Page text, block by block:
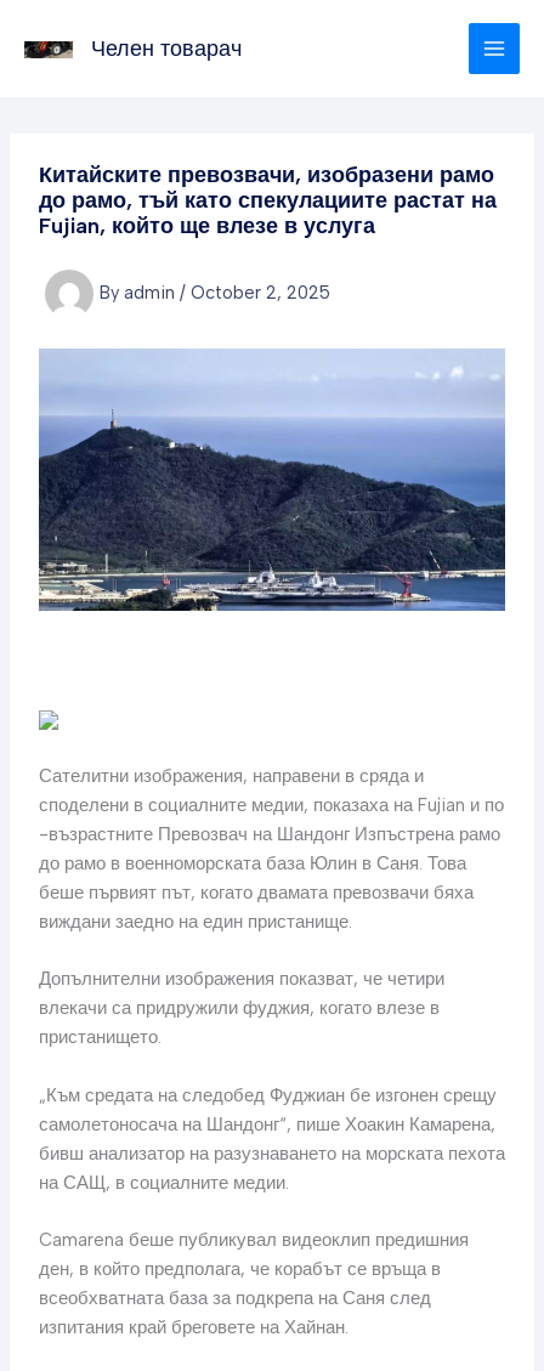
Челен товарач
Китайските превозвачи, изобразени рамо
до рамо, тъй като спекулациите растат на
Fujian, който ще влезе в услуга
By admin / October 2, 2025
Сателитни изображения, направени в сряда и
споделени в социалните медии, показаха на Fujian и по
-възрастните Превозвач на Шандонг Изпъстрена рамо
до рамо в военноморската база Юлин в Саня. Това
беше първият път, когато двамата превозвачи бяха
виждани заедно на един пристанище.
Допълнителни изображения показват, че четири
влекачи са придружили фуджия, когато влезе в
пристанището.
„Към средата на следобед Фуджиан бе изгонен срещу
самолетоносача на Шандонг“, пише Хоакин Камарена,
бивш анализатор на разузнаването на морската пехота
на САЩ, в социалните медии.
Camarena беше публикувал видеоклип предишния
ден, в който предполага, че корабът се връща в
всеобхватната база за подкрепа на Саня след
изпитания край бреговете на Хайнан.